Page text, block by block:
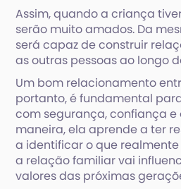
Assim, quando a criança
serão muito amados. Da
será capaz de construir
as outras pessoas ao longo
Um bom relacionamento
portanto, é fundamental
com segurança, confiança e
maneira, ela aprende a ter
a identificar o que
a relação familiar vai
valores das próximas